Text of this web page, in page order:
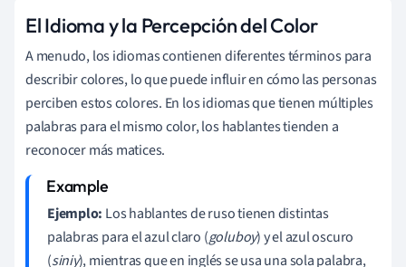
El Idioma y la Percepción del Color
A menudo, los idiomas contienen diferentes términos para
describir colores, lo que puede influir en cómo las personas
perciben estos colores. En los idiomas que tienen múltiples
palabras para el mismo color, los hablantes tienden a
reconocer más matices.
Ejemplo: Los hablantes de ruso tienen distintas
palabras para el azul claro (goluboy) y el azul oscuro
(siniy), mientras que en inglés se usa una sola palabra,